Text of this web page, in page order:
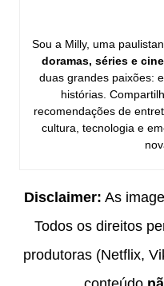
Sou a Milly, uma
doramas, séries e
duas grandes paixões:
histórias.
recomendações de
cultura, tecnologia e
Disclaimer: As
Todos os direitos
produtoras (Netflix,